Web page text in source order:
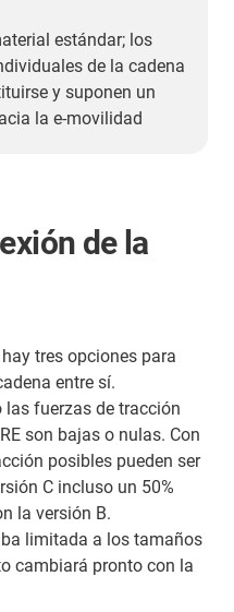
estándar; los
de la cadena
y suponen un
la e-movilidad
de la
tres opciones para
entre sí.
fuerzas de tracción
son bajas o nulas. Con
posibles pueden ser
C incluso un 50%
la versión B.
limitada a los tamaños
cambiará pronto con la